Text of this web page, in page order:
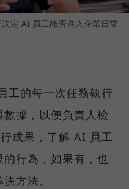
定 AI 員工能否進入企業日常
工的每一次任務執行
據，以便負責人檢
成果，了解 AI 員工
行為，如果有，也
方法。